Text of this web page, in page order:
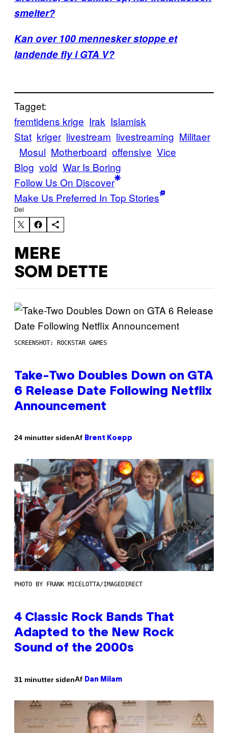
smelter?
Kan over 100 mennesker stoppe et
landende fly i GTA V?
Tagget:
fremtidens krige Irak Islamisk
Stat kriger livestream livestreaming Militaer
Mosul Motherboard offensive Vice
Blog vold War Is Boring
Follow Us On Discover
Make Us Preferred In Top Stories
Del
MERE
SOM DETTE
SCREENSHOT: ROCKSTAR GAMES
Take-Two Doubles Down on GTA
6 Release Date Following Netflix
Announcement
24 minutter sidenAf Brent Koepp
PHOTO BY FRANK MICELOTTA/IMAGEDIRECT
4 Classic Rock Bands That
Adapted to the New Rock
Sound of the 2000s
31 minutter sidenAf Dan Milam